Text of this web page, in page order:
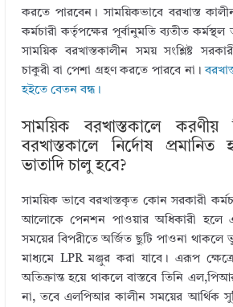
করতে পারবেন। সাময়িকভাবে বরখাস্ত
কর্মচারী কর্তৃপক্ষের পূর্বানুমতি ব্যতীত
সাময়িক বরখাস্তকালীন সময় সংশ্লিষ্ট
চাকুরী বা পেশা গ্রহণ করতে পারবে না।
হইতে বেতন বন্ধ।
সাময়িক বরখাস্তকালে
বরখাস্তকালে নির্দোষ
ভাতাদি চালু হবে?
সাময়িক ভাবে বরখাস্তকৃত কোন সরকারী
আলোকে পেনশন পাওয়ার অধিকারী হলে
সময়ের বিপরীতে অর্জিত ছুটি পাওনা থাকলে
মাধ্যমে LPR মঞ্জুর করা যাবে। এরূপ
অতিক্রান্ত হয়ে থাকলে বাস্তবে তিনি
না, তবে এলপিআর কালীন সময়ের আর্থিক